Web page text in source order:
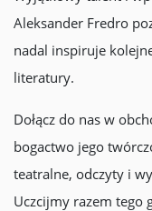
Aleksander Fredro
nadal inspiruje
literatury.
Dołącz do nas w
bogactwo jego
teatralne, odczyty i
Uczcijmy razem tego